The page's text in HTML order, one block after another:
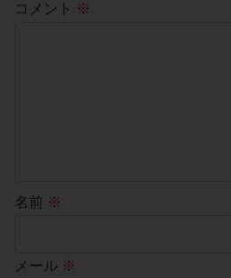
コメント ※
名前 ※
メール ※